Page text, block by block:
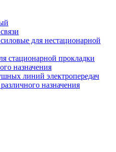
для нестационарной
стационарной прокладки
назначения
линий электропередач
назначения